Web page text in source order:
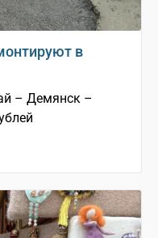
в
– Демянск –